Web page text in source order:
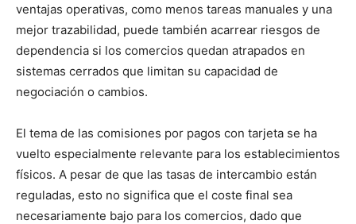
ventajas operativas, como menos tareas manuales y una
mejor trazabilidad, puede también acarrear riesgos de
dependencia si los comercios quedan atrapados en
sistemas cerrados que limitan su capacidad de
negociación o cambios.
El tema de las comisiones por pagos con tarjeta se ha
vuelto especialmente relevante para los establecimientos
físicos. A pesar de que las tasas de intercambio están
reguladas, esto no significa que el coste final sea
necesariamente bajo para los comercios, dado que